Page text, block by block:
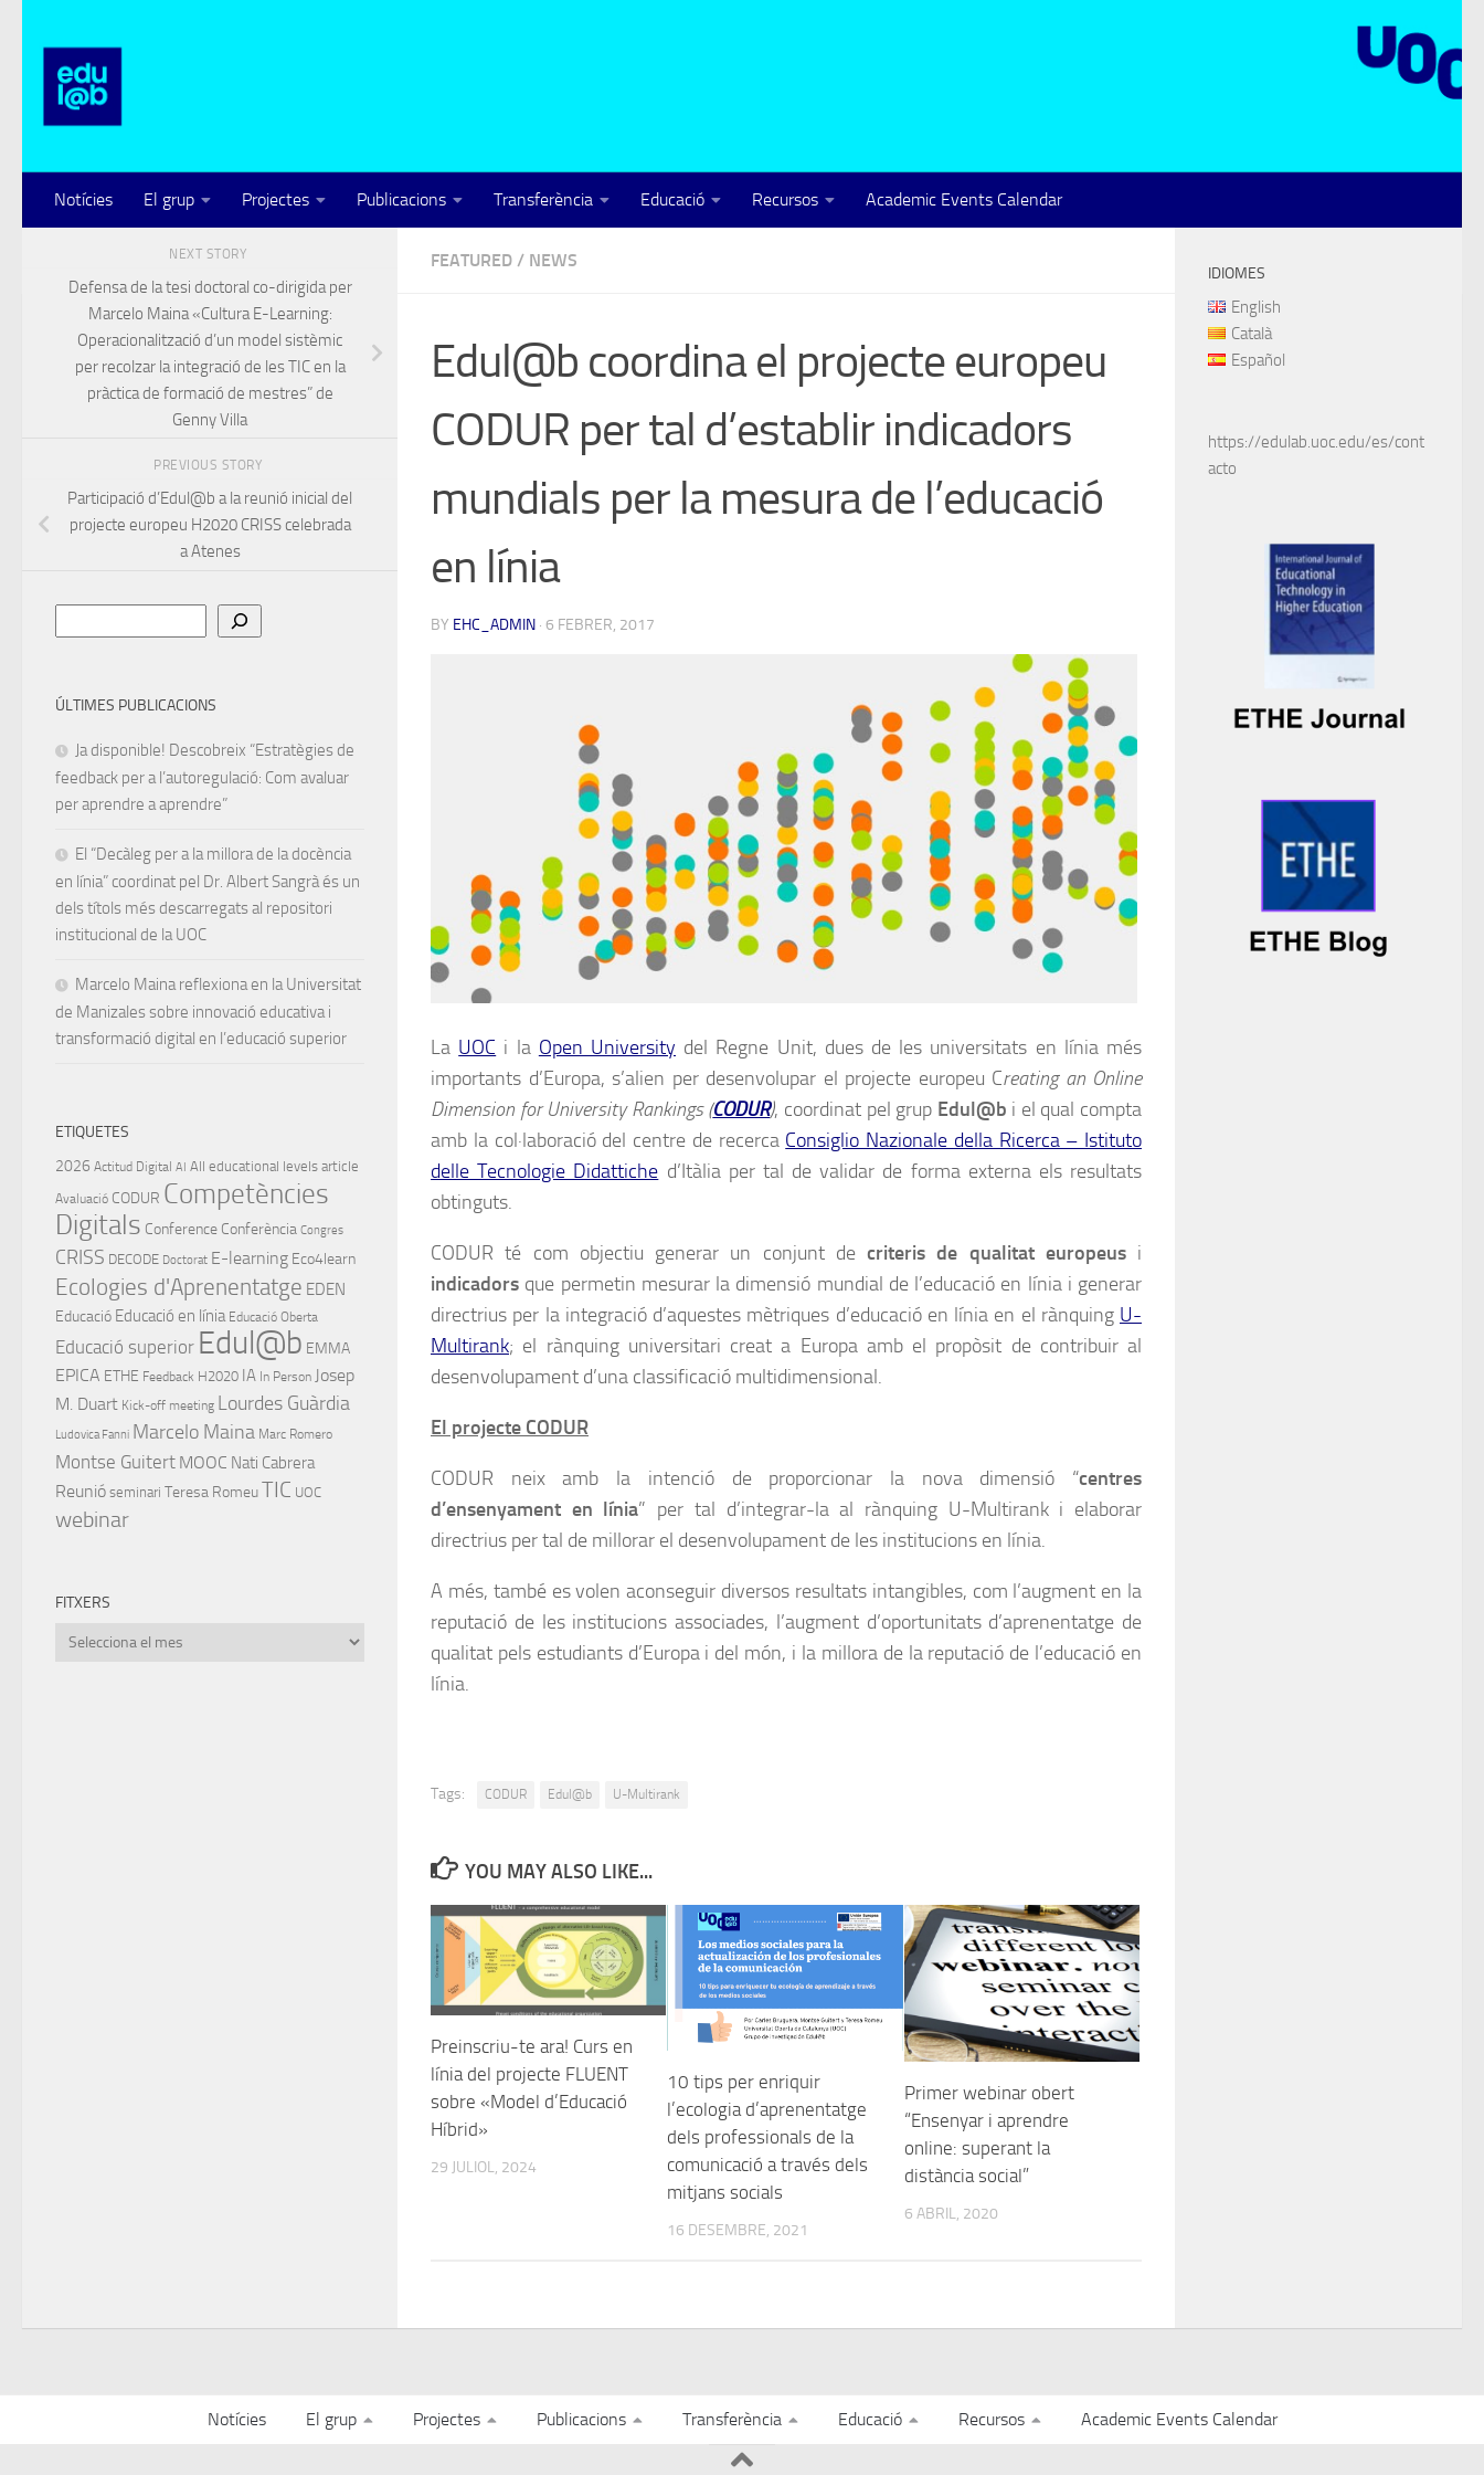
Notícies El grup Projectes Publicacions Transferència Educació Recursos Academic Events Calendar
FEATURED / NEWS
Edul@b coordina el projecte europeu
CODUR per tal d’establir indicadors
mundials per la mesura de l’educació
en línia
BY EHC_ADMIN · 6 FEBRER, 2017
La UOC i la Open University del Regne Unit, dues de les universitats en línia més
importants d’Europa, s’alien per desenvolupar el projecte europeu Creating an Online
Dimension for University Rankings (CODUR), coordinat pel grup Edul@b i el qual compta
amb la col·laboració del centre de recerca Consiglio Nazionale della Ricerca – Istituto
delle Tecnologie Didattiche d’Itàlia per tal de validar de forma externa els resultats
obtinguts.
CODUR té com objectiu generar un conjunt de criteris de qualitat europeusi
indicadors que permetin mesurar la dimensió mundial de l’educació en línia i generar
directrius per la integració d’aquestes mètriques d’educació en línia en el rànquing U-
Multirank; el rànquing universitari creat a Europa amb el propòsit de contribuir al
desenvolupament d’una classificació multidimensional.
El projecte CODUR
CODUR neix amb la intenció de proporcionar la nova dimensió “centres
d’ensenyament en línia” per tal d’integrar-la al rànquing U-Multirank i elaborar
directrius per tal de millorar el desenvolupament de les institucions en línia.
A més, també es volen aconseguir diversos resultats intangibles, com l’augment en la
reputació de les institucions associades, l’augment d’oportunitats d’aprenentatge de
qualitat pels estudiants d’Europa i del món, i la millora de la reputació de l’educació en
línia.
Tags: CODUR Edul@b U-Multirank
YOU MAY ALSO LIKE...
Preinscriu-te ara! Curs en
línia del projecte FLUENT
sobre «Model d’Educació
Híbrid»
29 JULIOL, 2024
10 tips per enriquir
l’ecologia d’aprenentatge
dels professionals de la
comunicació a través dels
mitjans socials
16 DESEMBRE, 2021
Primer webinar obert
“Ensenyar i aprendre
online: superant la
distància social”
6 ABRIL, 2020
NEXT STORY
Defensa de la tesi doctoral co-dirigida per
Marcelo Maina «Cultura E-Learning:
Operacionalització d’un model sistèmic
per recolzar la integració de les TIC en la
pràctica de formació de mestres” de
Genny Villa
PREVIOUS STORY
Participació d’Edul@b a la reunió inicial del
projecte europeu H2020 CRISS celebrada
a Atenes
ÚLTIMES PUBLICACIONS
Ja disponible! Descobreix “Estratègies de
feedback per a l’autoregulació: Com avaluar
per aprendre a aprendre”
El “Decàleg per a la millora de la docència
en línia” coordinat pel Dr. Albert Sangrà és un
dels títols més descarregats al repositori
institucional de la UOC
Marcelo Maina reflexiona en la Universitat
de Manizales sobre innovació educativa i
transformació digital en l’educació superior
ETIQUETES
2026 Actitud Digital AI All educational levels article
Avaluació CODUR Competències
Digitals Conference Conferència Congres
CRISS DECODE Doctorat E-learning Eco4learn
Ecologies d'Aprenentatge EDEN
Educació Educació en línia Educació Oberta
Educació superior Edul@b EMMA
EPICA ETHE Feedback H2020 IA In Person Josep
M. Duart Kick-off meeting Lourdes Guàrdia
Ludovica Fanni Marcelo Maina Marc Romero
Montse Guitert MOOC Nati Cabrera
Reunió seminari Teresa RomeuTIC UOC
webinar
FITXERS
Fitxers
IDIOMES
English
Català
Español
https://edulab.uoc.edu/es/cont
acto
Notícies El grup Projectes Publicacions Transferència Educació Recursos Academic Events Calendar